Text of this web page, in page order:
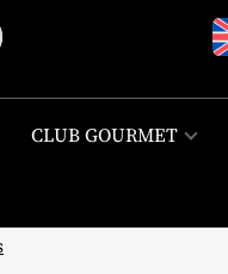
CLUB GOURMET